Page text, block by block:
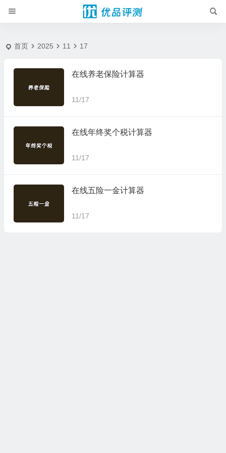
首页 2025 11 17
在线养老保险计算器
11/17
在线年终奖个税计算器
11/17
在线五险一金计算器
11/17